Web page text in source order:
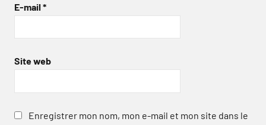
E-mail *
Site web
Enregistrer mon nom, mon e-mail et mon site dans le